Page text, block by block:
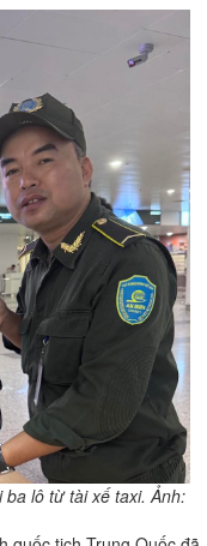
ba lô từ tài xế taxi. Ảnh: